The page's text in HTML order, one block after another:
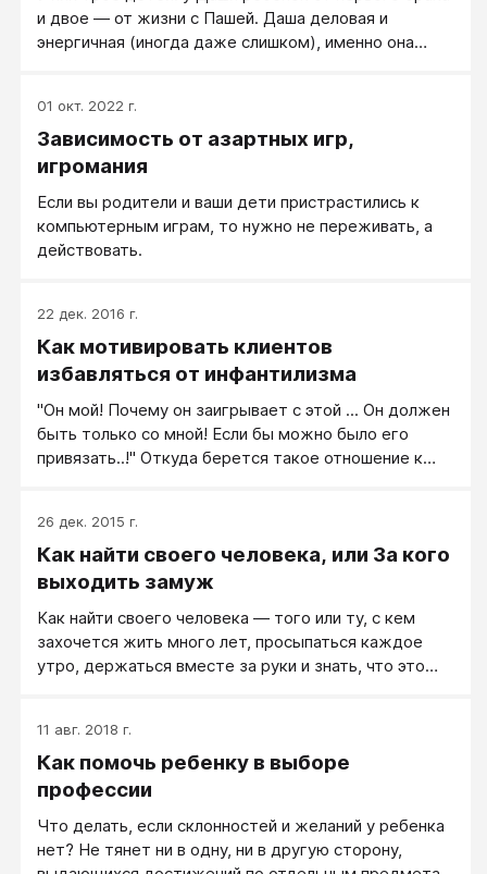
и двое — от жизни с Пашей. Даша деловая и
энергичная (иногда даже слишком), именно она
01 окт. 2022 г.
Зависимость от азартных игр,
игромания
Если вы родители и ваши дети пристрастились к
компьютерным играм, то нужно не переживать, а
действовать.
22 дек. 2016 г.
Как мотивировать клиентов
избавляться от инфантилизма
"Он мой! Почему он заигрывает с этой ... Он должен
быть только со мной! Если бы можно было его
привязать..!" Откуда берется такое отношение к
физически привязать объект своей любви и никуда
не отпускать! Причем: "Даже когда он рядом со
мной, мне его все равно мало!" И это говорит не
кресле, а взрослая девушка! Не зря, наверное,
пришла в голову мне эта ассоциация с ребенком.
Иначе бы и не вспомнила я о психологической
анализе. Мне бы не хотелось вдаваться глубоко в
постулаты считаю необходимым озвучить.
26 дек. 2015 г.
Как найти своего человека, или За кого
выходить замуж
Как найти своего человека — того или ту, с кем
захочется жить много лет, просыпаться каждое
утро, держаться вместе за руки и знать, что это
11 авг. 2018 г.
Как помочь ребенку в выборе
профессии
Что делать, если склонностей и желаний у ребенка
нет? Не тянет ни в одну, ни в другую сторону,